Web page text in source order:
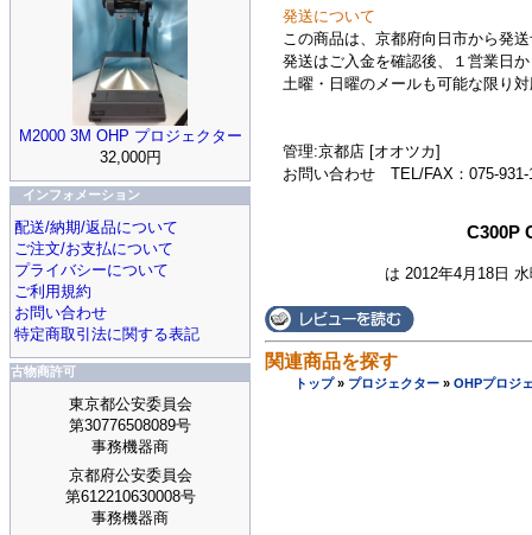
発送について
この商品は、京都府向日市から発
発送はご入金を確認後、１営業日
土曜・日曜のメールも可能な限り
管理:京都店 [オオツカ]
お問い合わせ TEL/FAX：075-931-
C300P
は 2012年4月18日
関連商品を探す
トップ» プロジェクター » OHPプロジ
M2000 3M OHP プロジェクター
32,000円
インフォメーション
配送/納期/返品について
ご注文/お支払について
プライバシーについて
ご利用規約
お問い合わせ
特定商取引法に関する表記
古物商許可
東京都公安委員会
第30776508089号
事務機器商
京都府公安委員会
第612210630008号
事務機器商